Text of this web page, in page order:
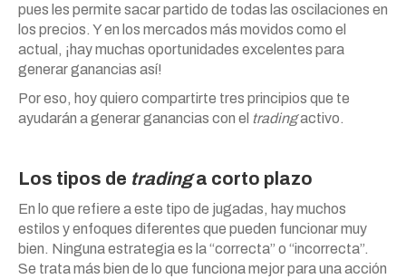
pues les permite sacar partido de todas las oscilaciones en
los precios. Y en los mercados más movidos como el
actual, ¡hay muchas oportunidades excelentes para
generar ganancias así!
Por eso, hoy quiero compartirte tres principios que te
ayudarán a generar ganancias con el tradingactivo.
Los tipos de tradinga corto plazo
En lo que refiere a este tipo de jugadas, hay muchos
estilos y enfoques diferentes que pueden funcionar muy
bien. Ninguna estrategia es la “correcta” o “incorrecta”.
Se trata más bien de lo que funciona mejor para una acción